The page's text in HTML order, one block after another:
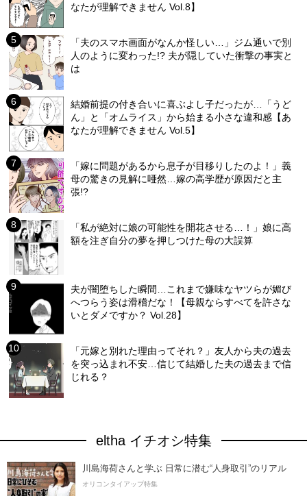
なたが理解できません Vol.8】
「夫のスマホ画面がなんか怪しい…」ジム通いで別
人のように変わった!? 夫が隠していた衝撃の事実と
は
結婚前提の付き合いに喜ぶよし子だったが…「うど
ん」と「オムライス」から始まる小さな違和感【あ
なたが理解できません Vol.5】
「嫁に問題があるから息子が目移りしたのよ！」義
母の驚きの見解に唖然…嫁の高学歴が原因だと主
張!?
「私が絶対に娘の可能性を開花させる…！」娘に高
額を注ぎ自分の夢を押しつけた母の大誤算
夫が闇堕ちした瞬間…これまで嫌味なヤツらが媚び
へつらう姿は滑稽だな！【母親ならすべてを許さな
いとダメですか？ Vol.28】
「元嫁と別れた理由ってそれ？」友人から夫の過去
を突っ込まれ不安…信じて結婚した夫の過去まで信
じれる？
eltha イチオシ特集
川島海荷さんと学ぶ 日常に潜む“人身取引”のリアル
オリコンタイアップ特集